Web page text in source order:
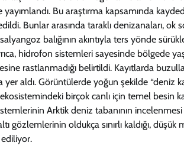
Bu araştırma kapsamında
Bunlar arasında taraklı denizanaları, ok
balığının akıntıyla ters yönde
hidrofon sistemleri sayesinde bölgede
rastlanmadığı belirtildi. Kayıtlarda
yer aldı. Görüntülerde yoğun şekilde “deniz
birçok canlı için temel besin
Arktik deniz tabanının incelenmesi
oldukça sınırlı kaldığı, düşük
ediliyor.